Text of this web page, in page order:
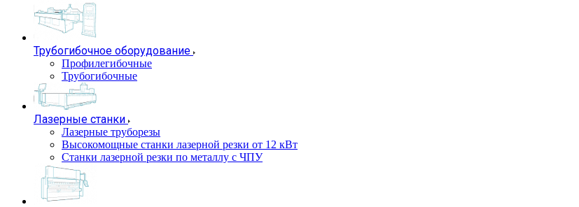
Трубогибочное оборудование
Профилегибочные
Трубогибочные
Лазерные станки
Лазерные труборезы
Высокомощные станки лазерной резки от 12 кВт
Станки лазерной резки по металлу с ЧПУ